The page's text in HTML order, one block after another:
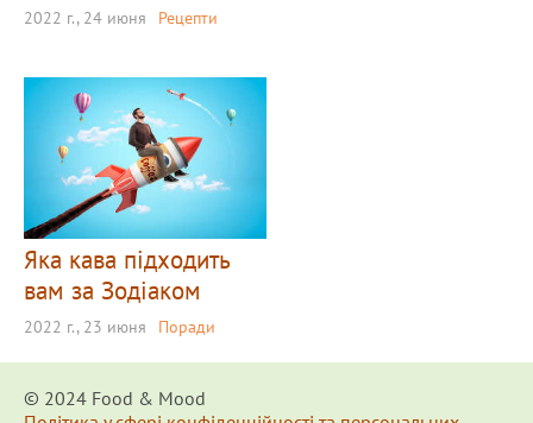
2022 г., 24 июня Рецепти
Яка кава підходить
вам за Зодіаком
2022 г., 23 июня Поради
© 2024 Food & Мood